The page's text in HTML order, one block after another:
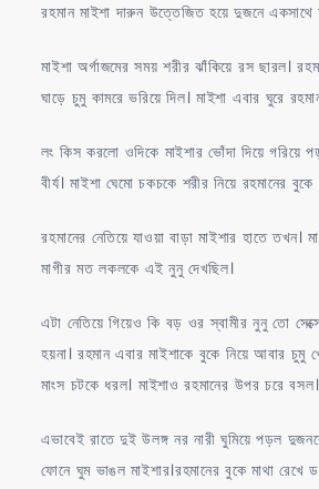
রহমান মাইশা দারুন উত্তেজিত হয়ে দুজনে একসাথে
মাইশা অর্গাজমের সময় শরীর ঝাঁকিয়ে রস ছারল।
ঘাড়ে চুমু কামরে ভরিয়ে দিল। মাইশা এবার ঘুরে
লং কিস করলো ওদিকে মাইশার ভোঁদা দিয়ে গরিয়ে
বীর্য। মাইশা ঘেমো চকচকে শরীর নিয়ে রহমানের বুকে
রহমানের নেতিয়ে যাওয়া বাড়া মাইশার হাতে তখন।
মাগীর মত লকলকে এই নুনু দেখছিল।
এটা নেতিয়ে গিয়েও কি বড় ওর স্বামীর নুনু তো
হয়না। রহমান এবার মাইশাকে বুকে নিয়ে আবার চুমু
মাংস চটকে ধরল। মাইশাও রহমানের উপর চরে বসল।
এভাবেই রাতে দুই উলঙ্গ নর নারী ঘুমিয়ে পড়ল
ফোনে ঘুম ভাঙল মাইশার।রহমানের বুকে মাথা